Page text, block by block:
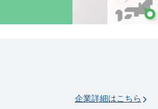
企業詳細はこちら